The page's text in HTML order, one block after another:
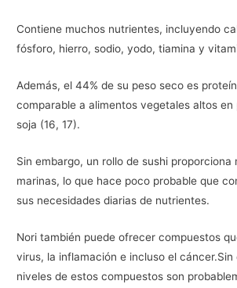
Contiene muchos nutrientes, incluyendo
fósforo, hierro, sodio, yodo, tiamina y
Además, el 44% de su peso seco es
comparable a alimentos vegetales altos en
soja (16, 17).
Sin embargo, un rollo de sushi proporciona
marinas, lo que hace poco probable que
sus necesidades diarias de nutrientes.
Nori también puede ofrecer compuestos
virus, la inflamación e incluso el cáncer.Sin
niveles de estos compuestos son